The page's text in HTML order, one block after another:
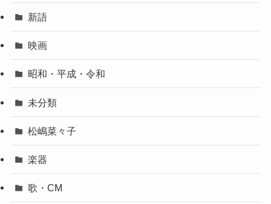
新語
映画
昭和・平成・令和
未分類
松嶋菜々子
楽器
歌・CM